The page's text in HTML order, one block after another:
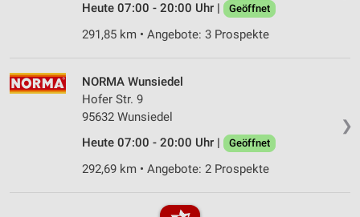
Heute 07:00 - 20:00 Uhr |
Geöffnet
291,85 km • Angebote: 3 Prospekte
❯
NORMA Wunsiedel
Hofer Str. 9
95632 Wunsiedel
Heute 07:00 - 20:00 Uhr |
Geöffnet
292,69 km • Angebote: 2 Prospekte